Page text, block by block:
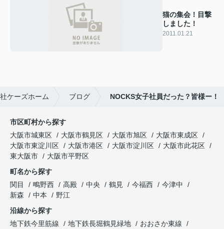
猫の集会！目撃
しました！
2011.01.21
ケーズホーム ブログ NOCKS女子社員だった？皆様ー！
市区町村から探す
大阪市城東区
大阪市鶴見区 大阪市旭区
大阪市東成区
大阪市東淀川区
大阪市港区 大阪市淀川区
大阪市此花区
東大阪市
大阪市平野区
町名から探す
関目
鴫野西 高殿 中央 鶴見 今福西
今津中
新森
中本
野江
沿線から探す
地下鉄今里筋線
地下鉄長堀鶴見緑地
おおさか東線